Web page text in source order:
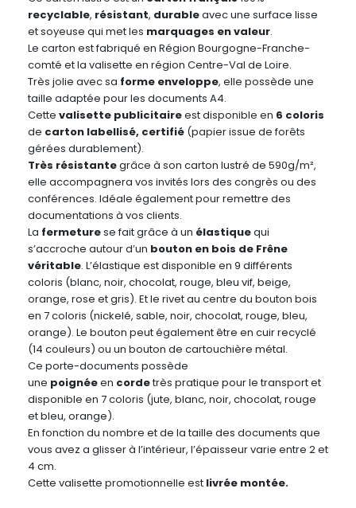
recyclable, résistant, durableavec une surface lisse
et soyeuse qui met les marquages en valeur.
Le carton est fabriqué en Région Bourgogne-Franche-
comté et la valisette en région Centre-Val de Loire.
Très jolie avec sa forme enveloppe, elle possède une
taille adaptée pour les documents A4.
Cette valisette publicitaireest disponible en 6 coloris
de carton labellisé, certifié (papier issue de forêts
gérées durablement).
Très résistantegrâce à son carton lustré de 590g/m²,
elle accompagnera vos invités lors des congrès ou des
conférences. Idéale également pour remettre des
documentations à vos clients.
La fermeturese fait grâce à un élastiquequi
s’accroche autour d’un bouton en bois de Frêne
véritable. L’élastique est disponible en 9 différents
coloris (blanc, noir, chocolat, rouge, bleu vif, beige,
orange, rose et gris). Et le rivet au centre du bouton bois
en 7 coloris (nickelé, sable, noir, chocolat, rouge, bleu,
orange). Le bouton peut également être en cuir recyclé
(14 couleurs) ou un bouton de cartouchière métal.
Ce porte-documents possède
une poignéeen cordetrès pratique pour le transport et
disponible en 7 coloris (jute, blanc, noir, chocolat, rouge
et bleu, orange).
En fonction du nombre et de la taille des documents que
vous avez a glisser à l’intérieur, l’épaisseur varie entre 2 et
4 cm.
Cette valisette promotionnelle est livrée montée.